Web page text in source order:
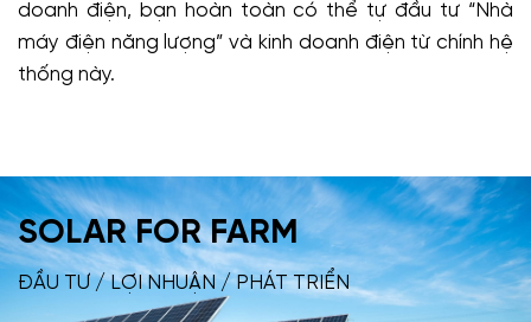
doanh điện, bạn hoàn toàn có thể tự đầu tư “Nhà
máy điện năng lượng” và kinh doanh điện từ chính hệ
thống này.
SOLAR FOR FARM
ĐẦU TƯ / LỢI NHUẬN / PHÁT TRIỂN